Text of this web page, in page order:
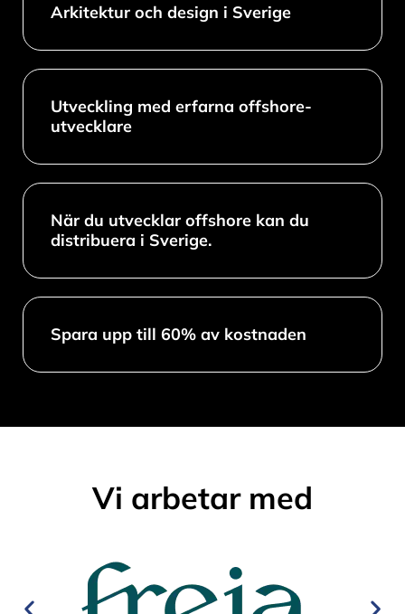
Arkitektur och design i Sverige​
Utveckling med erfarna offshore-
utvecklare
När du utvecklar offshore kan du
distribuera i Sverige.
Spara upp till 60% av kostnaden
Vi arbetar med